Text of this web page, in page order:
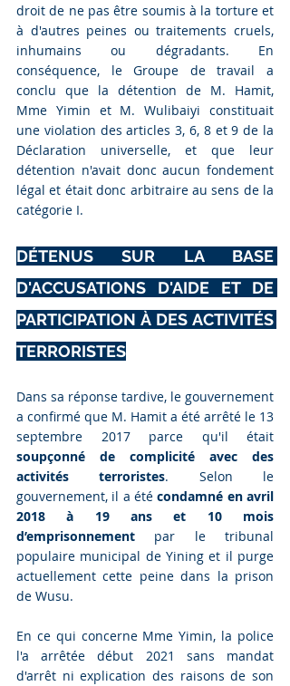
droit de ne pas être soumis à la torture et
à d'autres peines ou traitements cruels,
inhumains ou dégradants. En
conséquence, le Groupe de travail a
conclu que la détention de M. Hamit,
Mme Yimin et M. Wulibaiyi constituait
une violation des articles 3, 6, 8 et 9 de la
Déclaration universelle, et que leur
détention n'avait donc aucun fondement
légal et était donc arbitraire au sens de la
catégorie I.
DÉTENUS SUR LA BASE
D'ACCUSATIONS D'AIDE ET DE
PARTICIPATION À DES ACTIVITÉS
TERRORISTES
Dans sa réponse tardive, le gouvernement
a confirmé que M. Hamit a été arrêté le 13
soupçonné de complicité avec des
activités terroristes. Selon le
gouvernement, il a été condamné en avril
2018 à 19 ans et 10 mois
d’emprisonnement par le tribunal
populaire municipal de Yining et il purge
actuellement cette peine dans la prison
de Wusu.
En ce qui concerne Mme Yimin, la police
l'a arrêtée début 2021 sans mandat
d'arrêt ni explication des raisons de son